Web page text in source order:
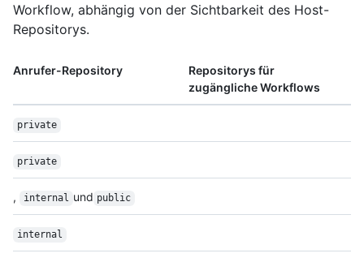
Workflow, abhängig von der Sichtbarkeit des Host-
Repositorys.
Anrufer-Repository
Repositorys für
zugängliche Workflows
private
private
, internal und public
internal